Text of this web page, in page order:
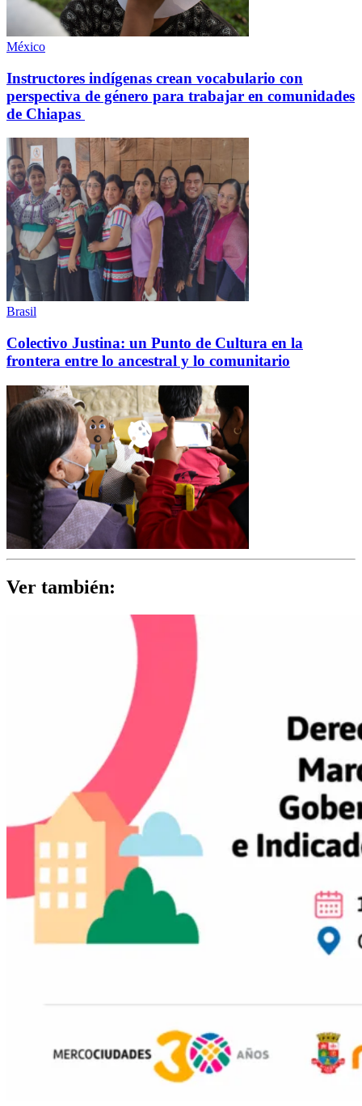
México
Instructores indígenas crean vocabulario con
perspectiva de género para trabajar en comunidades
de Chiapas
Brasil
Colectivo Justina: un Punto de Cultura en la
frontera entre lo ancestral y lo comunitario
Ver también: